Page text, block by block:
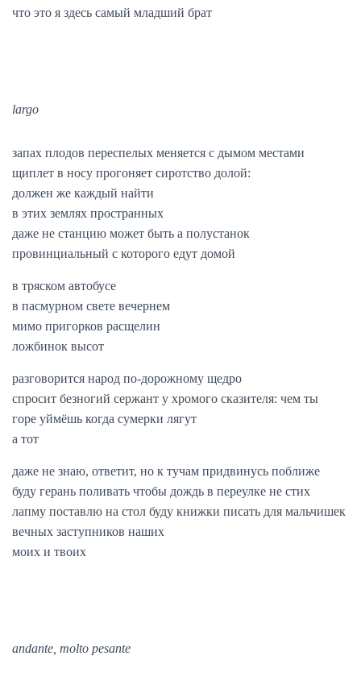
что это я здесь самый младший брат
largo
запах плодов переспелых меняется с дымом местами
щиплет в носу прогоняет сиротство долой:
должен же каждый найти
в этих землях пространных
даже не станцию может быть а полустанок
провинциальный с которого едут домой
в тряском автобусе
в пасмурном свете вечернем
мимо пригорков расщелин
ложбинок высот
разговорится народ по-дорожному щедро
спросит безногий сержант у хромого сказителя: чем ты
горе уймёшь когда сумерки лягут
а тот
даже не знаю, ответит, но к тучам придвинусь поближе
буду герань поливать чтобы дождь в переулке не стих
лапму поставлю на стол буду книжки писать для мальчишек
вечных заступников наших
моих и твоих
andante, molto pesante